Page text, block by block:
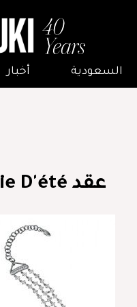
السعودية أخبار
عقد La Pluie D'été من Adler